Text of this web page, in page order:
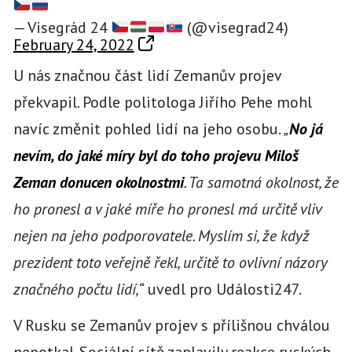
— Visegrád 24
(@visegrad24)
February 24, 2022
U nás značnou část lidí Zemanův projev
překvapil. Podle politologa Jiřího Pehe mohl
navíc změnit pohled lidí na jeho osobu.„No já
nevím, do jaké míry byl do toho projevu Miloš
Zeman donucen okolnostmi. Ta samotná okolnost, že
ho pronesl a v jaké míře ho pronesl má určitě vliv
nejen na jeho podporovatele. Myslím si, že když
prezident toto veřejně řekl, určitě to ovlivní názory
značného počtu lidí,“uvedl pro Události247.
V Rusku se Zemanův projev s přílišnou chválou